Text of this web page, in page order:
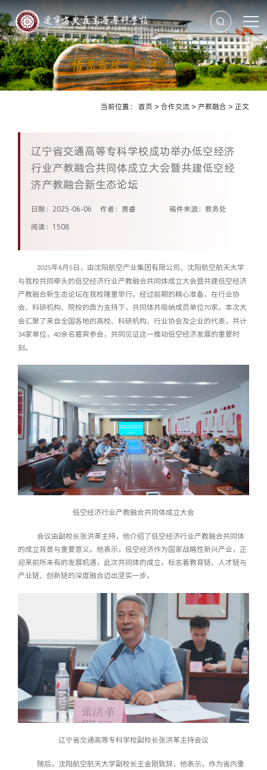
当前位置：首页 >合作交流 > 产教融合 > 正文
辽宁省交通高等专科学校成功举办低空经济
行业产教融合共同体成立大会暨共建低空经
济产教融合新生态论坛
日期：2025-06-06 作者：贾睿
稿件来源：教务处
阅读： 1508
2025年6月 5日，由沈阳航空产业集团有限公司、沈阳航空航天大学
与我校共同牵头的低空经济行业产教融合共同体成立大会暨共建低空经济
产教融合新生态论坛在我校隆重举行。经过前期的精心准备，在行业协
会、科研机构、院校的鼎力支持下，共同体共吸纳成员单位70家。 本次大
会汇聚了来自全国各地的高校、科研机构、行业协会及企业的代表，共计
34家单位， 40余名嘉宾参会，共同见证这一推动低空经济发展的重要时
刻。
低空经济行业产教融合共同体成立大会
会议由副校长张洪革主持， 他介绍了低空经济行业产教融合共同体
的成立背景与重要意义。 他表示 ， 低空经济作为国家战略性新兴产业，正
迎来前所未有的发展机遇 ， 此次共同体的成立，标志着教育链、人才链与
产业链、创新链的深度融合迈出坚实一步。
辽宁省交通高等专科学校副校长张洪革主持会议
随后，沈阳航空航天大学副校长王金刚 致辞， 他表示， 作为省内重